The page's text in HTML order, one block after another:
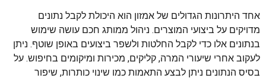
אחד היתרונות הגדולים של אמזון הוא היכולת לקבל נתונים
מדויקים על ביצועי המוצרים. ניהול ממותג חכם עושה שימוש
בנתונים אלו כדי לקבל החלטות ולשפר ביצועים באופן שוטף. ניתן
לעקוב אחרי שיעורי המרה, קליקים, מכירות ומיקומים בחיפוש. על
בסיס הנתונים ניתן לבצע התאמות כמו שינוי כותרות, שיפור